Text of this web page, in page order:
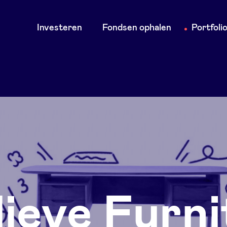
Main
Investeren Fondsen ophalen Portfolio